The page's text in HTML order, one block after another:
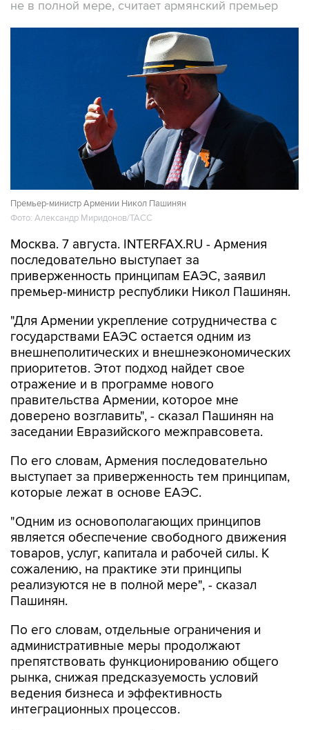
не в полной мере, считает армянский премьер
Премьер-министр Армении Никол Пашинян
Фото: Александр Миридонов/ТАСС
Москва. 7 августа. INTERFAX.RU - Армения
последовательно выступает за
приверженность принципам ЕАЭС, заявил
премьер-министр республики Никол Пашинян.
"Для Армении укрепление сотрудничества с
государствами ЕАЭС остается одним из
внешнеполитических и внешнеэкономических
приоритетов. Этот подход найдет свое
отражение и в программе нового
правительства Армении, которое мне
доверено возглавить", - сказал Пашинян на
заседании Евразийского межправсовета.
По его словам, Армения последовательно
выступает за приверженность тем принципам,
которые лежат в основе ЕАЭС.
"Одним из основополагающих принципов
является обеспечение свободного движения
товаров, услуг, капитала и рабочей силы. К
сожалению, на практике эти принципы
реализуются не в полной мере", - сказал
Пашинян.
По его словам, отдельные ограничения и
административные меры продолжают
препятствовать функционированию общего
рынка, снижая предсказуемость условий
ведения бизнеса и эффективность
интеграционных процессов.